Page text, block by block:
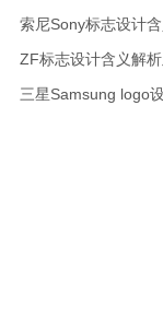
索尼Sony标志设计
ZF标志设计含义解
三星Samsung logo